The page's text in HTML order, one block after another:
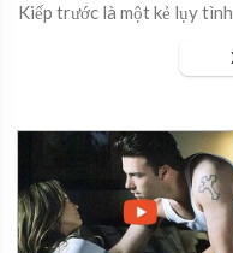
Kiếp trước là một kẻ lụy